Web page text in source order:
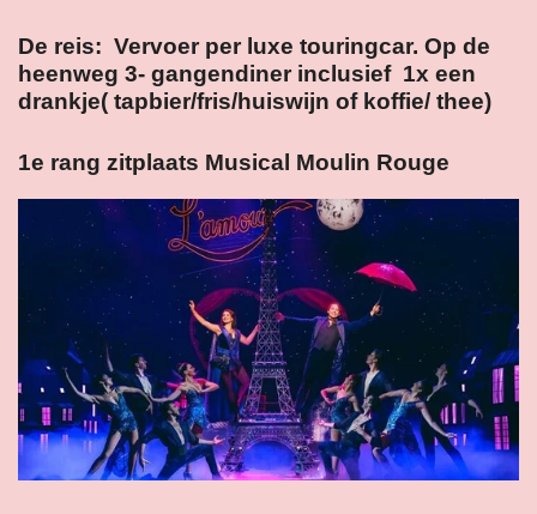
De reis: Vervoer per luxe touringcar. Op de
heenweg 3- gangendiner inclusief 1x een
drankje( tapbier/fris/huiswijn of koffie/ thee)
1e rang zitplaats Musical Moulin Rouge